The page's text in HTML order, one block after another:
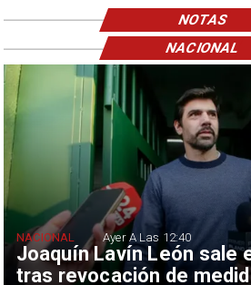
NOTAS
Joaquín Lavín León sale
tras revocación de
NACIONAL Ayer A Las 12:40
NACIONAL